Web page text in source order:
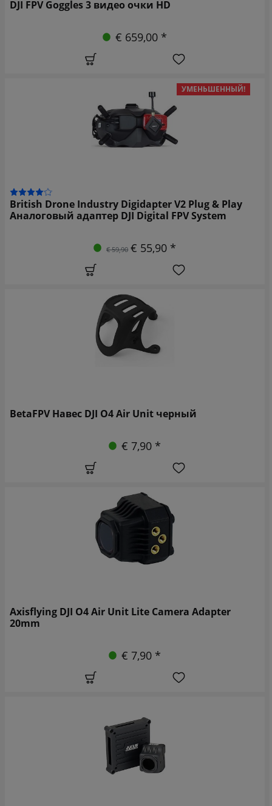
DJI FPV Goggles 3 видео очки HD
€ 659,00 *
УМЕНЬШЕННЫЙ!
British Drone Industry Digidapter V2 Plug & Play
Аналоговый адаптер DJI Digital FPV System
€ 59,90 € 55,90 *
BetaFPV Навес DJI O4 Air Unit черный
€ 7,90 *
Axisflying DJI O4 Air Unit Lite Camera Adapter
20mm
€ 7,90 *